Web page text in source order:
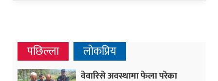
पछिल्ला लोकप्रिय
वेवारिसे अवस्थामा फेला परेका